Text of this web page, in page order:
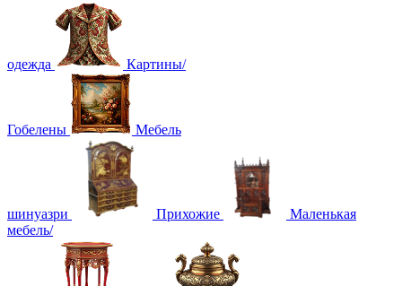
одежда Картины/
Гобелены Мебель
шинуазри Прихожие
Маленькая
мебель/